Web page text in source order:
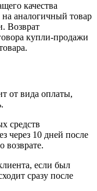
качества
аналогичный товар
Возврат
купли-продажи
от вида оплаты,
средств
через 10 дней после
возврате.
если был
сразу после